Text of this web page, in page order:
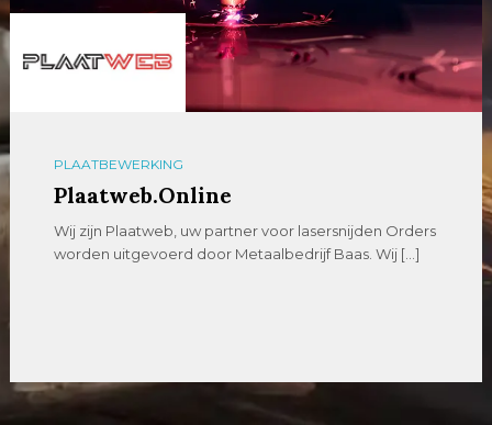
PLAATBEWERKING
Plaatweb.Online
Wij zijn Plaatweb, uw partner voor lasersnijden Orders
worden uitgevoerd door Metaalbedrijf Baas. Wij […]